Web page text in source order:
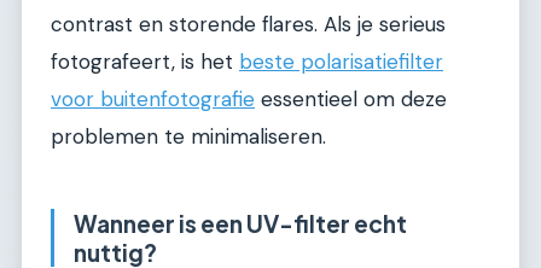
contrast en storende flares. Als je serieus
fotografeert, is het beste polarisatiefilter
voor buitenfotografie essentieel om deze
problemen te minimaliseren.
Wanneer is een UV-filter echt
nuttig?